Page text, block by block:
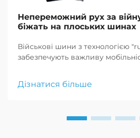
Непереможний рух за
біжать на плоських шинах
Військові шини з технологією
забезпечують важливу
важливим для тактичних
Дізнатися більше